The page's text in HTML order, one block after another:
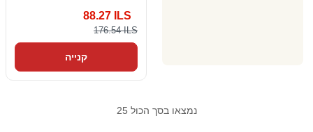
88.27 ILS
176.54 ILS
קנייה
נמצאו בסך הכול 25